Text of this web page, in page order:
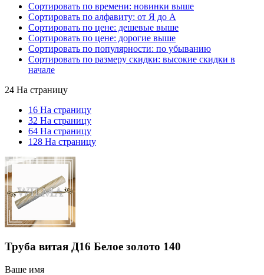
Сортировать по времени: новинки выше
Сортировать по алфавиту: от Я до А
Сортировать по цене: дешевые выше
Сортировать по цене: дорогие выше
Сортировать по популярности: по убыванию
Сортировать по размеру скидки: высокие скидки в
начале
24 На страницу
16 На страницу
32 На страницу
64 На страницу
128 На страницу
Труба витая Д16 Белое золото 140
Ваше имя